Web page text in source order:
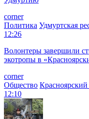
corner
Политика Удмуртская
12:26
Волонтеры завершили
экотропы в
corner
Общество Красноярский
12:10